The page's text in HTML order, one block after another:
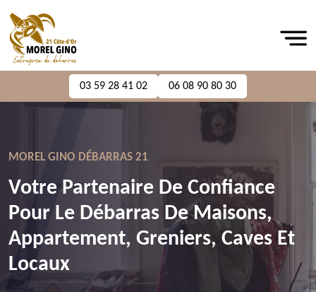
03 59 28 41 02 06 08 90 80 30
MOREL GINO DÉBARRAS 21
Votre Partenaire De Confiance
Pour Le Débarras De Maisons,
Appartement, Greniers, Caves Et
Locaux